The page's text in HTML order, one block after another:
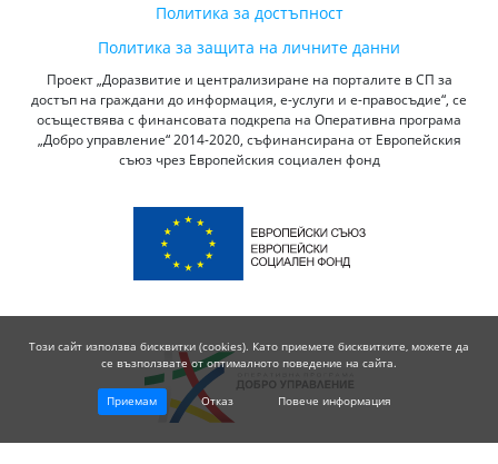
Политика за достъпност
Политика за защита на личните данни
Проект „Доразвитие и централизиране на порталите в СП за
достъп на граждани до информация, е-услуги и е-правосъдие“, се
осъществява с финансовата подкрепа на Оперативна програма
„Добро управление“ 2014-2020, съфинансирана от Европейския
съюз чрез Европейския социален фонд
Този сайт използва бисквитки (cookies). Като приемете бисквитките, можете да
се възползвате от оптималното поведение на сайта.
Приемам Отказ Повече информация